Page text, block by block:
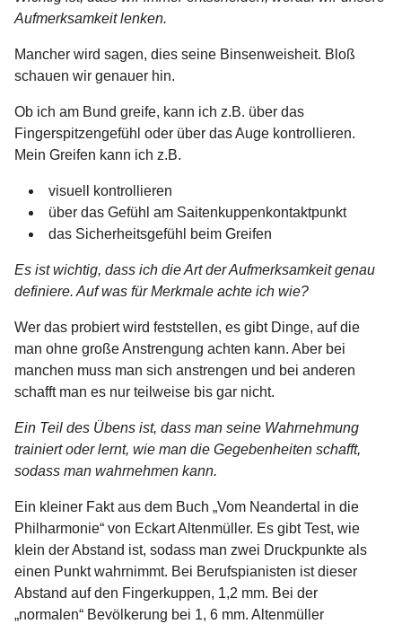
Aufmerksamkeit lenken.
Mancher wird sagen, dies seine Binsenweisheit. Bloß
schauen wir genauer hin.
Ob ich am Bund greife, kann ich z.B. über das
Fingerspitzengefühl oder über das Auge kontrollieren.
Mein Greifen kann ich z.B.
visuell kontrollieren
über das Gefühl am Saitenkuppenkontaktpunkt
das Sicherheitsgefühl beim Greifen
Es ist wichtig, dass ich die Art der Aufmerksamkeit genau
definiere. Auf was für Merkmale achte ich wie?
Wer das probiert wird feststellen, es gibt Dinge, auf die
man ohne große Anstrengung achten kann. Aber bei
manchen muss man sich anstrengen und bei anderen
schafft man es nur teilweise bis gar nicht.
Ein Teil des Übens ist, dass man seine Wahrnehmung
trainiert oder lernt, wie man die Gegebenheiten schafft,
sodass man wahrnehmen kann.
Ein kleiner Fakt aus dem Buch „Vom Neandertal in die
Philharmonie“ von Eckart Altenmüller. Es gibt Test, wie
klein der Abstand ist, sodass man zwei Druckpunkte als
einen Punkt wahrnimmt. Bei Berufspianisten ist dieser
Abstand auf den Fingerkuppen, 1,2 mm. Bei der
„normalen“ Bevölkerung bei 1, 6 mm. Altenmüller